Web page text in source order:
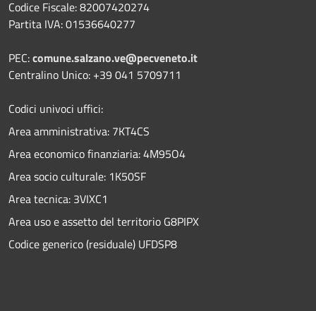
Codice Fiscale: 82007420274
Partita IVA: 01536640277
PEC:comune.salzano.ve@pecveneto.it
Centralino Unico: +39 041 5709711
Codici univoci uffici:
Area amministrativa: 7KT4CS
Area economico finanziaria: 4M95O4
Area socio culturale: 1K50SF
Area tecnica: 3VIXC1
Area uso e assetto del territorio G8PIPX
Codice generico (residuale) UFDSP8